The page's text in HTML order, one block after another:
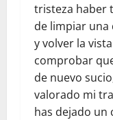
tristeza haber
de limpiar una
y volver la
comprobar
de nuevo
valorado mi
has dejado un